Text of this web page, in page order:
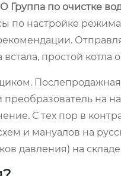
Группа по очистке
по настройке
простой
на
С тех пор в
и мануалов на
давления) на